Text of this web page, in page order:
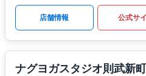
店舗情報 公式サ
ナグヨガスタジオ則武新